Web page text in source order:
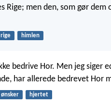
Rige; men den, som gør dem
himlen
bedrive Hor. Men jeg siger
har allerede bedrevet Hor
ønsker hjertet